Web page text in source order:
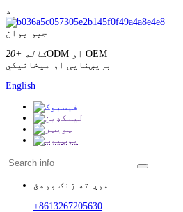
د
جیو یوان
20+ کاله
ODM او OEM
بریښنایی او میخانیکي
English
موږ ته زنګ ووهئ:
+8613267205630